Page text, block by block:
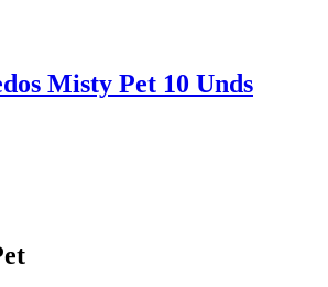
Misty Pet 10 Unds